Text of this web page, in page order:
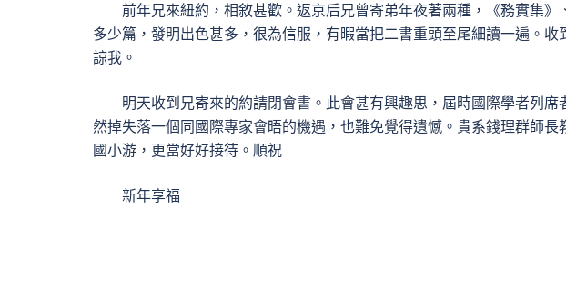
前年兄來紐約，相敘甚歡。返京后兄曾寄弟年夜著兩種，《務實集
多少篇，發明出色甚多，很為信服，有暇當把二書重頭至尾細讀一遍。
諒我。
明天收到兄寄來的約請閉會書。此會甚有興趣思，屆時國際學者列
然掉失落一個同國際專家會晤的機遇，也難免覺得遺憾。貴系錢理群師
國小游，更當好好接待。順祝
新年享福